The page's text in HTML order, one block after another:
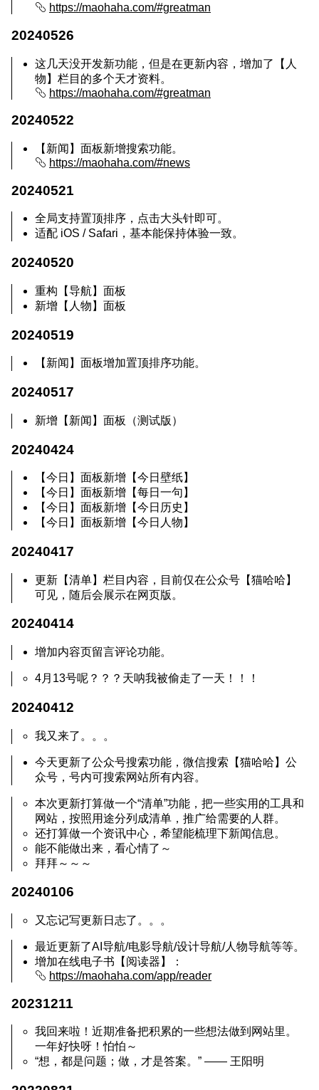
https://maohaha.com/#greatman
20240526
这几天没开发新功能，但是在更新内容，增加了【人
物】栏目的多个天才资料。
https://maohaha.com/#greatman
20240522
【新闻】面板新增搜索功能。
https://maohaha.com/#news
20240521
全局支持置顶排序，点击大头针即可。
适配 iOS / Safari，基本能保持体验一致。
20240520
重构【导航】面板
新增【人物】面板
20240519
【新闻】面板增加置顶排序功能。
20240517
新增【新闻】面板（测试版）
20240424
【今日】面板新增【今日壁纸】
【今日】面板新增【每日一句】
【今日】面板新增【今日历史】
【今日】面板新增【今日人物】
20240417
更新【清单】栏目内容，目前仅在公众号【猫哈哈】
可见，随后会展示在网页版。
20240414
增加内容页留言评论功能。
4月13号呢？？？天呐我被偷走了一天！！！
20240412
我又来了。。。
今天更新了公众号搜索功能，微信搜索【猫哈哈】公
众号，号内可搜索网站所有内容。
本次更新打算做一个“清单”功能，把一些实用的工具和
网站，按照用途分列成清单，推广给需要的人群。
还打算做一个资讯中心，希望能梳理下新闻信息。
能不能做出来，看心情了～
拜拜～～～
20240106
又忘记写更新日志了。。。
最近更新了AI导航/电影导航/设计导航/人物导航等等。
增加在线电子书【阅读器】：
https://maohaha.com/app/reader
20231211
我回来啦！近期准备把积累的一些想法做到网站里。
一年好快呀！怕怕～
“想，都是问题；做，才是答案。” —— 王阳明